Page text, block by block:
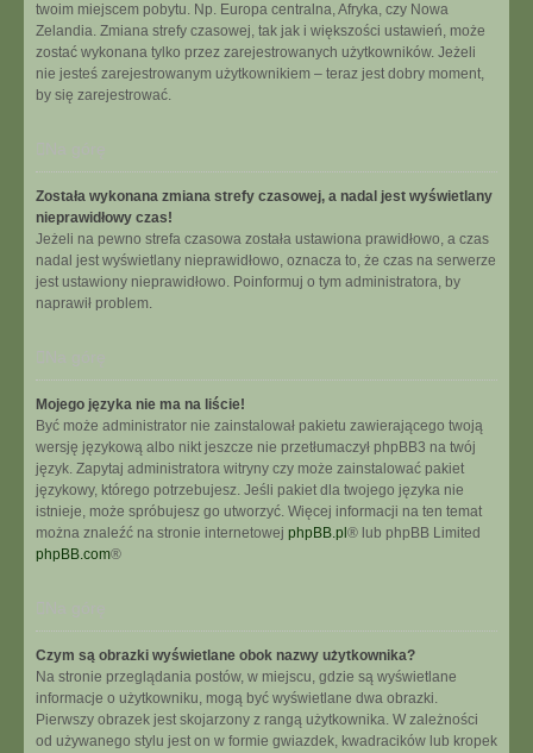
twoim miejscem pobytu. Np. Europa centralna, Afryka, czy Nowa
Zelandia. Zmiana strefy czasowej, tak jak i większości ustawień, może
zostać wykonana tylko przez zarejestrowanych użytkowników. Jeżeli
nie jesteś zarejestrowanym użytkownikiem – teraz jest dobry moment,
by się zarejestrować.
Została wykonana zmiana strefy czasowej, a nadal jest wyświetlany
nieprawidłowy czas!
Jeżeli na pewno strefa czasowa została ustawiona prawidłowo, a czas
nadal jest wyświetlany nieprawidłowo, oznacza to, że czas na serwerze
jest ustawiony nieprawidłowo. Poinformuj o tym administratora, by
naprawił problem.
Mojego języka nie ma na liście!
Być może administrator nie zainstalował pakietu zawierającego twoją
wersję językową albo nikt jeszcze nie przetłumaczył phpBB3 na twój
język. Zapytaj administratora witryny czy może zainstalować pakiet
językowy, którego potrzebujesz. Jeśli pakiet dla twojego języka nie
istnieje, może spróbujesz go utworzyć. Więcej informacji na ten temat
można znaleźć na stronie internetowej phpBB.pl ® lub phpBB Limited
phpBB.com®
Czym są obrazki wyświetlane obok nazwy użytkownika?
Na stronie przeglądania postów, w miejscu, gdzie są wyświetlane
informacje o użytkowniku, mogą być wyświetlane dwa obrazki.
Pierwszy obrazek jest skojarzony z rangą użytkownika. W zależności
od używanego stylu jest on w formie gwiazdek, kwadracików lub kropek